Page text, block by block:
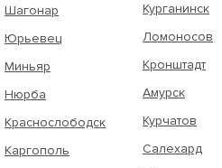
Шагонар
Юрьевец
Миньяр
Нюрба
Краснослободск
Каргополь
Курганинск
Ломоносов
Кронштадт
Амурск
Курчатов
Салехард